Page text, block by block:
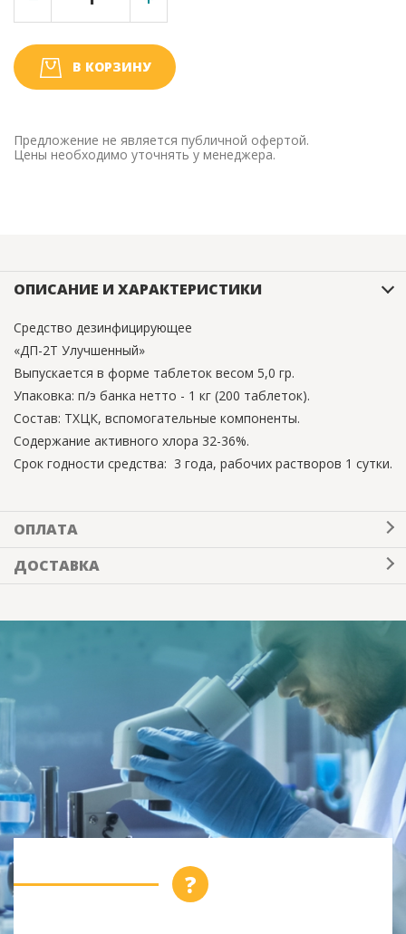
В КОРЗИНУ
Предложение не является публичной офертой.
Цены необходимо уточнять у менеджера.
ОПИСАНИЕ И ХАРАКТЕРИСТИКИ
Средство дезинфицирующее
«ДП-2Т Улучшенный»
Выпускается в форме таблеток весом 5,0 гр.
Упаковка: п/э банка нетто - 1 кг (200 таблеток).
Состав: ТХЦК, вспомогательные компоненты.
Содержание активного хлора 32-36%.
Срок годности средства: 3 года, рабочих растворов 1 сутки.
ОПЛАТА
ДОСТАВКА